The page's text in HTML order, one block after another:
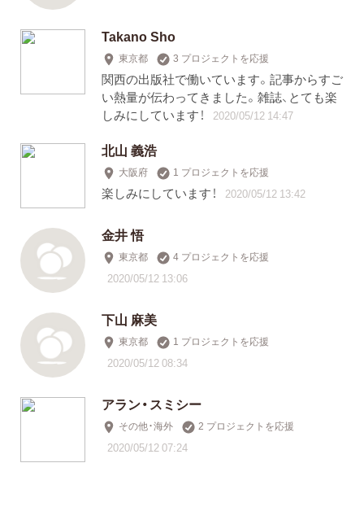
Takano Sho
東京都 3 プロジェクトを応援
関西の出版社で働いています。記事からすご
い熱量が伝わってきました。雑誌、とても楽
しみにしています！
2020/05/12 14:47
北山 義浩
大阪府 1 プロジェクトを応援
楽しみにしています！ 2020/05/12 13:42
金井 悟
東京都 4 プロジェクトを応援
2020/05/12 13:06
下山 麻美
東京都 1 プロジェクトを応援
2020/05/12 08:34
アラン・スミシー
その他・海外 2 プロジェクトを応援
2020/05/12 07:24